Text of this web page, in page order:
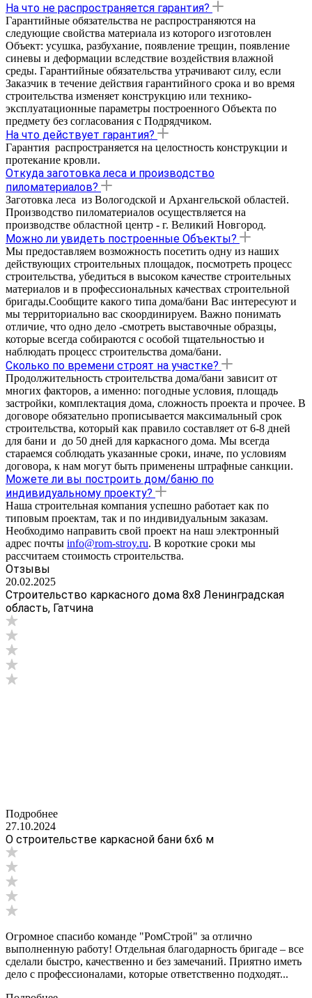
На что не распространяется гарантия?
Гарантийные обязательства не распространяются на
следующие свойства материала из которого изготовлен
Объект: усушка, разбухание, появление трещин, появление
синевы и деформации вследствие воздействия влажной
среды. Гарантийные обязательства утрачивают силу, если
Заказчик в течение действия гарантийного срока и во время
строительства изменяет конструкцию или технико-
эксплуатационные параметры построенного Объекта по
предмету без согласования с Подрядчиком.
На что действует гарантия?
Гарантия распространяется на целостность конструкции и
протекание кровли.
Откуда заготовка леса и производство
пиломатериалов?
Заготовка леса из Вологодской и Архангельской областей.
Производство пиломатериалов осуществляется на
производстве областной центр - г. Великий Новгород.
Можно ли увидеть построенные Объекты?
Мы предоставляем возможность посетить одну из наших
действующих строительных площадок, посмотреть процесс
строительства, убедиться в высоком качестве строительных
материалов и в профессиональных качествах строительной
бригады.Сообщите какого типа дома/бани Вас интересуют и
мы территориально вас скоординируем. Важно понимать
отличие, что одно дело -смотреть выставочные образцы,
которые всегда собираются с особой тщательностью и
наблюдать процесс строительства дома/бани.
Сколько по времени строят на участке?
Продолжительность строительства дома/бани зависит от
многих факторов, а именно: погодные условия, площадь
застройки, комплектация дома, сложность проекта и прочее. В
договоре обязательно прописывается максимальный срок
строительства, который как правило составляет от 6-8 дней
для бани и до 50 дней для каркасного дома. Мы всегда
стараемся соблюдать указанные сроки, иначе, по условиям
договора, к нам могут быть применены штрафные санкции.
Можете ли вы построить дом/баню по
индивидуальному проекту?
Наша строительная компания успешно работает как по
типовым проектам, так и по индивидуальным заказам.
Необходимо направить свой проект на наш электронный
адрес почты info@rom-stroy.ru. В короткие сроки мы
рассчитаем стоимость строительства.
Отзывы
20.02.2025
Строительство каркасного дома 8х8 Ленинградская
область, Гатчина
Подробнее
27.10.2024
О строительстве каркасной бани 6х6 м
Огромное спасибо команде "РомСтрой" за отлично
выполненную работу! Отдельная благодарность бригаде – все
сделали быстро, качественно и без замечаний. Приятно иметь
дело с профессионалами, которые ответственно подходят...